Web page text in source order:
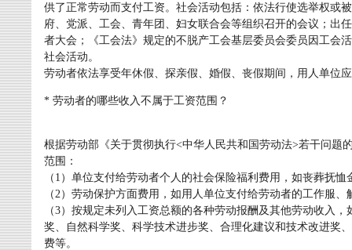
供了正常劳动而支付工资。社会活动包括：依法行使选举权或
府、党派、工会、青年团、妇女联合会等组织召开的会议；出
者大会；《工会法》规定的不脱产工会基层委员会委员因工会
社会活动。
劳动者依法享受年休假、探亲假、婚假、丧假期间，用人单位
* 劳动者的哪些收入不属于工资范围？
根据劳动部《关于贯彻执行<中华人民共和国劳动法>若干问题
范围：
（1）单位支付给劳动者个人的社会保险福利费用，如丧葬抚
（2）劳动保护方面费用，如用人单位支付给劳动者的工作服
（3）按规定未列入工资总额的各种劳动报酬及其他劳动收入
奖、自然科学奖、科学技术进步奖、合理化建议和技术改进奖
费等。